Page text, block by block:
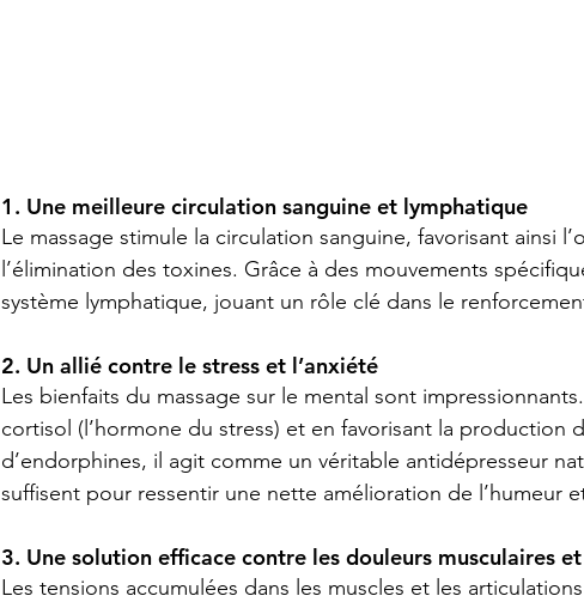
1. Une meilleure circulation sanguine et lymphatique
Le massage stimule la circulation sanguine, favorisant ainsi
l’élimination des toxines. Grâce à des mouvements
système lymphatique, jouant un rôle clé dans le
2. Un allié contre le stress et l’anxiété
Les bienfaits du massage sur le mental sont
cortisol (l’hormone du stress) et en favorisant la production
d’endorphines, il agit comme un véritable antidépresseur
suffisent pour ressentir une nette amélioration de l’humeur
3. Une solution efficace contre les douleurs musculaires
Les tensions accumulées dans les muscles et les